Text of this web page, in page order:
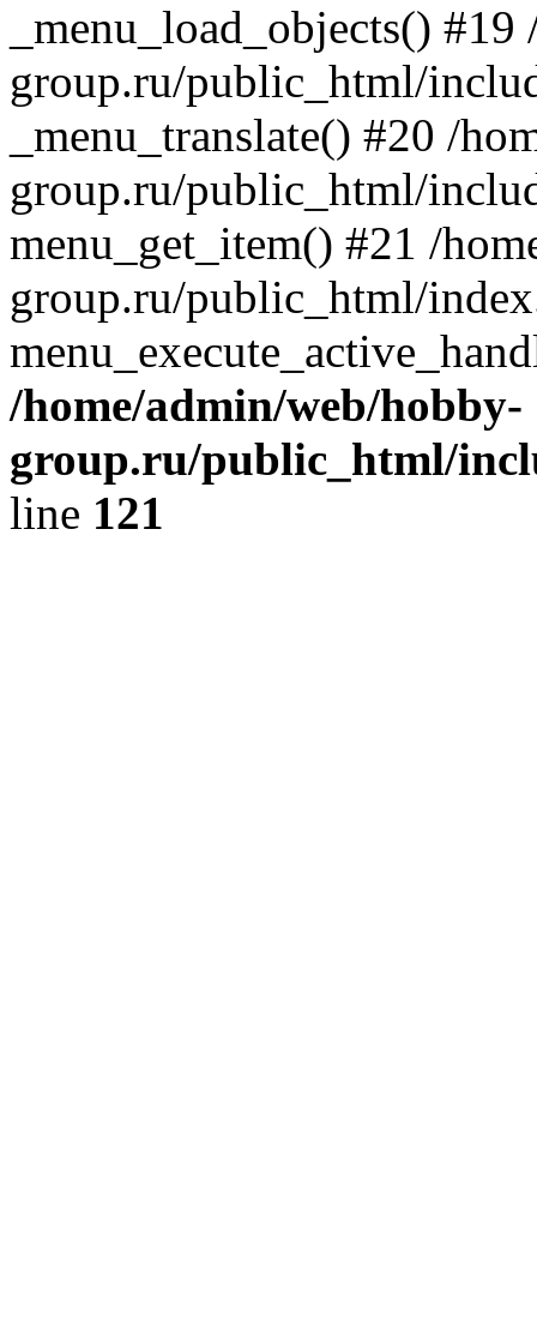
_menu_load_objects()
group.ru/public_html/
_menu_translate() #20 /
group.ru/public_html/
menu_get_item() #21 /
group.ru/public_html/
/home/admin/web/hobby-
group.ru/public_html/
line 121